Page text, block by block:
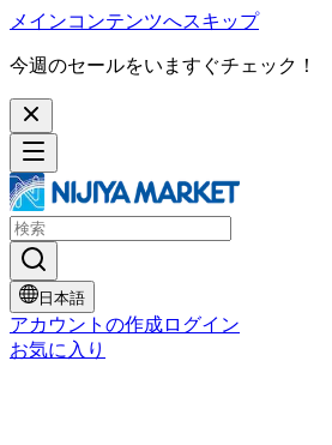
メインコンテンツへスキップ
今週のセールをいますぐチェック！
日本語
アカウントの作成ログイン
お気に入り